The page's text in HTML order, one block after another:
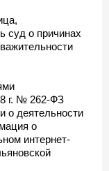
суд о причинах
г. № 262-ФЗ
о деятельности
о
интернет-